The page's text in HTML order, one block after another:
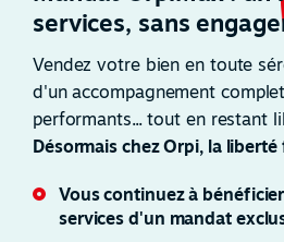
services, sans
Vendez votre bien en toute
d'un accompagnement
performants... tout en restant
Désormais chez Orpi, la
Vous continuez à
services d'un mandat